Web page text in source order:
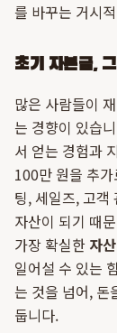
를 바꾸는 거시
초기 자본금,
많은 사람들이
는 경향이 있습
서 얻는 경험과
100만 원을 추
팅, 세일즈, 고객
자산이 되기 때
가장 확실한 자
일어설 수 있는
는 것을 넘어, 돈
둡니다.